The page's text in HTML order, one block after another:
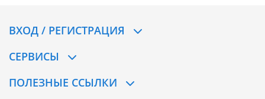
ВХОД / РЕГИСТРАЦИЯ
СЕРВИСЫ
ПОЛЕЗНЫЕ ССЫЛКИ